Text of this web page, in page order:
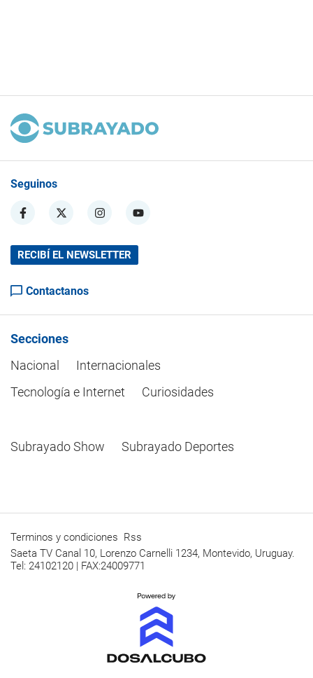
Seguinos
RECIBÍ EL NEWSLETTER
Contactanos
Secciones
Nacional
Internacionales
Tecnología e Internet
Curiosidades
Subrayado Show Subrayado Deportes
Terminos y condiciones Rss
Saeta TV Canal 10, Lorenzo Carnelli 1234, Montevido, Uruguay.
Tel: 24102120 | FAX:24009771